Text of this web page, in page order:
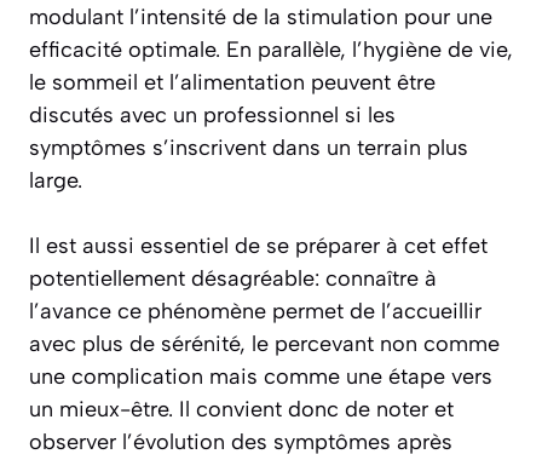
modulant l’intensité de la stimulation pour une
efficacité optimale. En parallèle, l’hygiène de vie,
le sommeil et l’alimentation peuvent être
discutés avec un professionnel si les
symptômes s’inscrivent dans un terrain plus
large.
Il est aussi essentiel de se préparer à cet effet
potentiellement désagréable: connaître à
l’avance ce phénomène permet de l’accueillir
avec plus de sérénité, le percevant non comme
une complication mais comme une étape vers
un mieux-être. Il convient donc de noter et
observer l’évolution des symptômes après